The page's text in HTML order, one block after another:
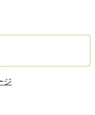
ジ